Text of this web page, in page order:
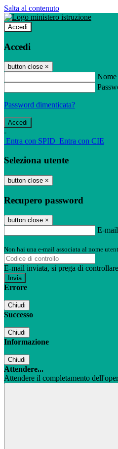
Salta al contenuto
Accedi
Accedi
button close ×
Nome
Password dimenticata?
-
Entra con SPID Entra con CIE
Seleziona utente
button close ×
Recupero password
button close ×
E-mail
Non hai una e-mail associata al nome
E-mail inviata, si prega di
Errore
Chiudi
Successo
Chiudi
Informazione
Chiudi
Attendere...
Attendere il completamento